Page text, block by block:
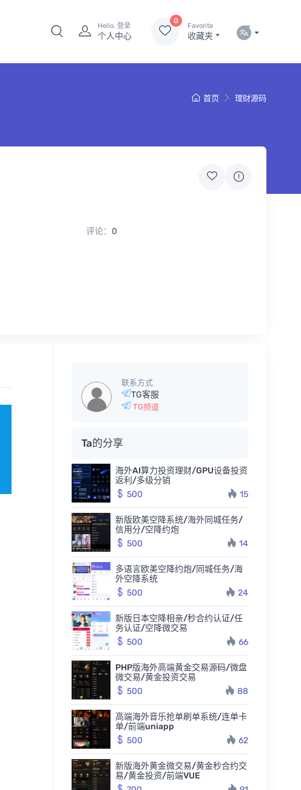
Hello, 登录
个人中心
0
Favorite
收藏夹
首页 理财源码
评论： 0
联系方式
TG客服
TG频道
Ta的分享
海外AI算力投资理财/GPU设备投资
返利/多级分销
500
15
新版欧美空降系统/海外同城任务/
信用分/空降约炮
500
14
多语言欧美空降约炮/同城任务/海
外空降系统
500
24
新版日本空降相亲/秒合约认证/任
务认证/空降微交易
500
66
PHP版海外高端黄金交易源码/微盘
微交易/黄金投资交易
500
88
高端海外音乐抢单刷单系统/连单卡
单/前端uniapp
500
62
新版海外黄金微交易/黄金秒合约交
易/黄金投资/前端VUE